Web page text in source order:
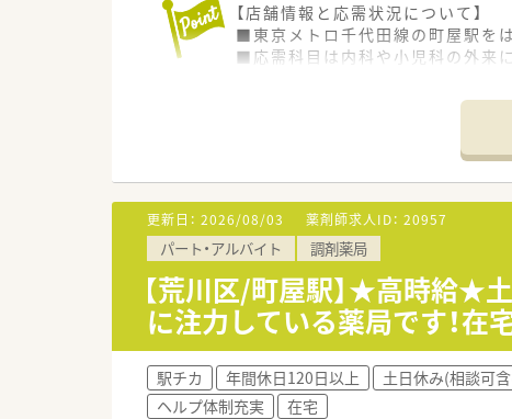
【店舗情報と応需状況について】
■東京メトロ千代田線の町屋駅を
■応需科目は内科や小児科の外来に
■荒川区と北区に根差し、地域密
■iPad型の電子薬歴や自動分包機
■在宅医療に非常に力を入れてお
【勤務実態について】
■シフト制勤務を採用しており、残
■年間休日は120日以上あり、日祝
■電話対応当番はありますが、夜
【想定される業務内容】
■外来処方箋（内科・小児科）の調
■施設（約210床）や個人在宅（90
■専任ドライバーが運転するため
更新日： 2026/08/03 薬剤師求人ID： 20957
パート・アルバイト 調剤薬局
【荒川区/町屋駅】★高時給★
に注力している薬局です！
駅チカ 年間休日120日以上 土日休み(相談可
ヘルプ体制充実
在宅